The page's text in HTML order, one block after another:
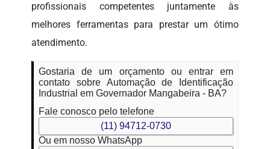
profissionais competentes juntamente às
melhores ferramentas para prestar um ótimo
atendimento.
Gostaria de um orçamento ou entrar em
contato sobre Automação de Identificação
Industrial em Governador Mangabeira - BA?
Fale conosco pelo telefone
(11) 94712-0730
Ou em nosso WhatsApp